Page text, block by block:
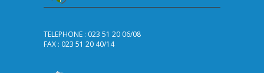
TELEPHONE : 023 51 20 06/08
FAX : 023 51 20 40/14